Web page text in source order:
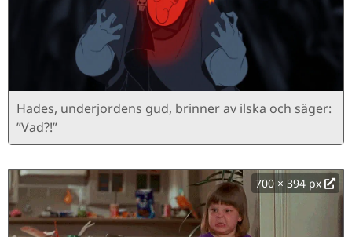
Hades, underjordens gud, brinner av ilska och säger:
”Vad?!”
700 × 394 px